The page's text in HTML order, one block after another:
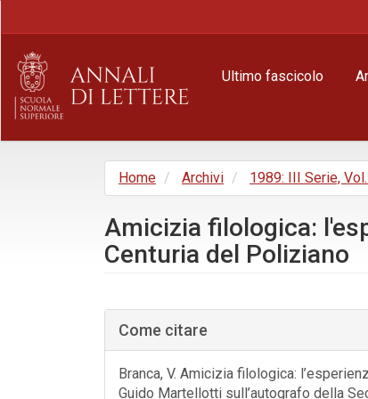
principale
Barra
laterale
Ultimo fascicolo
Home Archivi 1989: III Serie,
Amicizia filologica:
Centuria del Poliziano
laterale
dell'articolo
Come citare
Branca, V. Amicizia filologica:
Guido Martellotti sull’autografo della